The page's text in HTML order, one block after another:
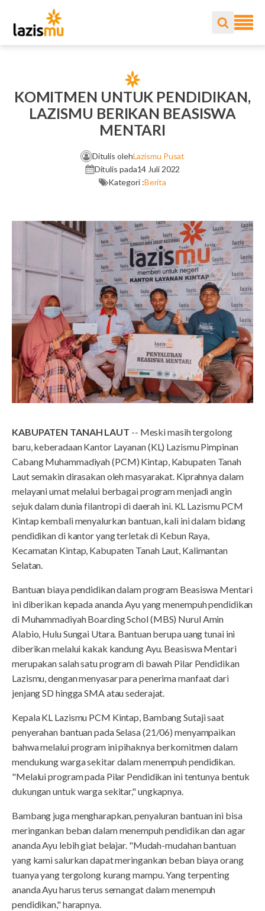
KOMITMEN UNTUK PENDIDIKAN,
LAZISMU BERIKAN BEASISWA
MENTARI
Ditulis olehLazismu Pusat
Ditulis pada14 Juli 2022
Kategori :Berita
KABUPATEN TANAH LAUT -- Meski masih tergolong
baru, keberadaan Kantor Layanan (KL) Lazismu Pimpinan
Cabang Muhammadiyah (PCM) Kintap, Kabupaten Tanah
Laut semakin dirasakan oleh masyarakat. Kiprahnya dalam
melayani umat melalui berbagai program menjadi angin
sejuk dalam dunia filantropi di daerah ini. KL Lazismu PCM
Kintap kembali menyalurkan bantuan, kali ini dalam bidang
pendidikan di kantor yang terletak di Kebun Raya,
Kecamatan Kintap, Kabupaten Tanah Laut, Kalimantan
Selatan.
Bantuan biaya pendidikan dalam program Beasiswa Mentari
ini diberikan kepada ananda Ayu yang menempuh pendidikan
di Muhammadiyah Boarding Schol (MBS) Nurul Amin
Alabio, Hulu Sungai Utara. Bantuan berupa uang tunai ini
diberikan melalui kakak kandung Ayu. Beasiswa Mentari
merupakan salah satu program di bawah Pilar Pendidikan
Lazismu, dengan menyasar para penerima manfaat dari
jenjang SD hingga SMA atau sederajat.
Kepala KL Lazismu PCM Kintap, Bambang Sutaji saat
penyerahan bantuan pada Selasa (21/06) menyampaikan
bahwa melalui program ini pihaknya berkomitmen dalam
mendukung warga sekitar dalam menempuh pendidikan.
"Melalui program pada Pilar Pendidikan ini tentunya bentuk
dukungan untuk warga sekitar," ungkapnya.
Bambang juga mengharapkan, penyaluran bantuan ini bisa
meringankan beban dalam menempuh pendidikan dan agar
ananda Ayu lebih giat belajar. "Mudah-mudahan bantuan
yang kami salurkan dapat meringankan beban biaya orang
tuanya yang tergolong kurang mampu. Yang terpenting
ananda Ayu harus terus semangat dalam menempuh
pendidikan," harapnya.